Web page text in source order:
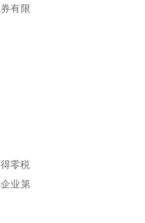
有限
零税
业第